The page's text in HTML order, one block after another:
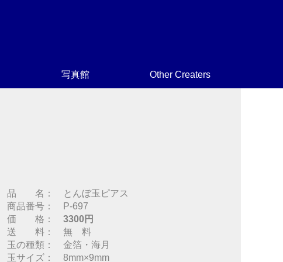
写真館 Other Creaters
品 名： とんぼ玉ピアス
商品番号： P-697
価 格： 3300円
送 料： 無 料
玉の種類： 金箔・海月
玉サイズ： 8mm×9mm